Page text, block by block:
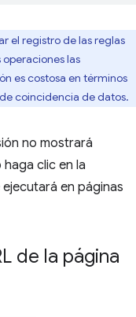
el registro de las reglas
las
es costosa en términos
coincidencia de datos.
no mostrará
clic en la
en páginas
de la página